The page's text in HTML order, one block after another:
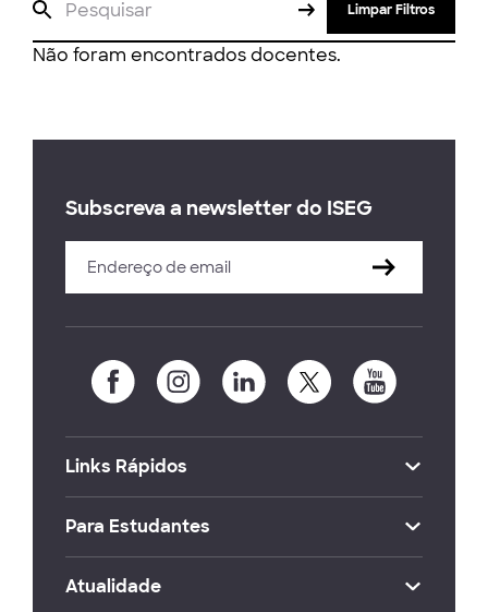
Limpar Filtros
Não foram encontrados docentes.
Subscreva a newsletter do ISEG
Links Rápidos
Para Estudantes
Atualidade